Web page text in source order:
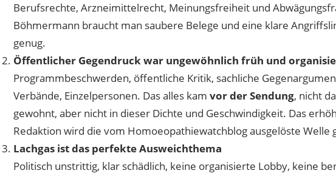
Berufsrechte, Arzneimittelrecht, Meinungsfreiheit und
Böhmermann braucht man saubere Belege und eine klare
genug.
Öffentlicher Gegendruck war ungewöhnlich früh und
Programmbeschwerden, öffentliche Kritik, sachliche
Verbände, Einzelpersonen. Das alles kam vor der Sendung, nicht
gewohnt, aber nicht in dieser Dichte und Geschwindigkeit. Das
Redaktion wird die vom Homoeopathiewatchblog ausgelöste Welle
Lachgas ist das perfekte Ausweichthema
Politisch unstrittig, klar schädlich, keine organisierte Lobby, keine